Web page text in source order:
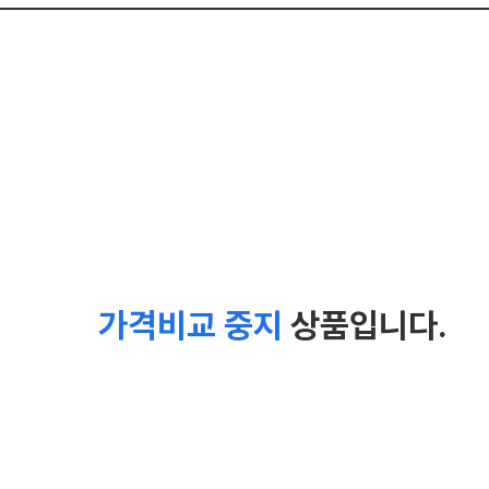
가격비교 중지 상품입니다.